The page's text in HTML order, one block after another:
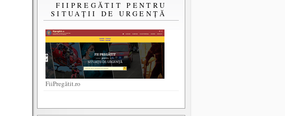
FIIPREGĂTIT PENTRU
SITUAȚII DE URGENȚĂ
FiiPregătit.ro